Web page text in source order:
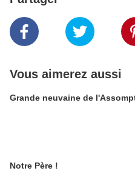
Vous aimerez aussi
Grande neuvaine de
Notre Père !